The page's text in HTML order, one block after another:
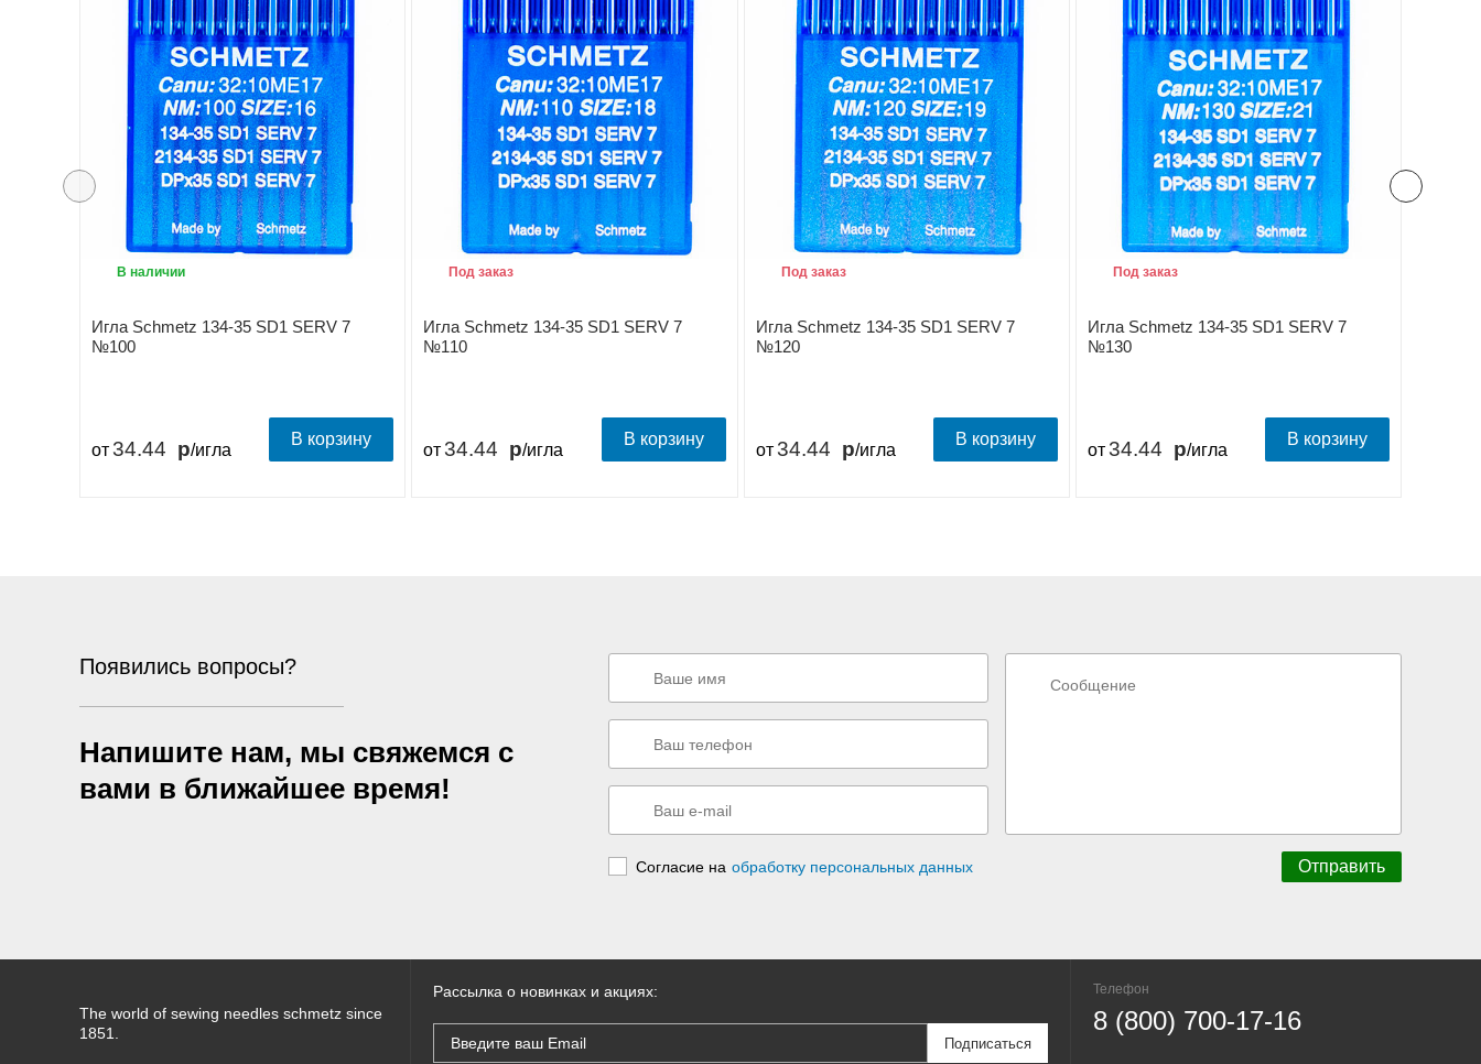
Игла Schmetz 134-35 SD1 SERV 7
№100
В наличии
от34.44 /игла
В корзину
Игла Schmetz 134-35 SD1 SERV 7
№110
Под заказ
от34.44 /игла
В корзину
Игла Schmetz 134-35 SD1 SERV 7
№120
Под заказ
от 34.44 /игла
В корзину
Игла Schmetz 134-35 SD1 SERV 7
№130
Под заказ
от34.44 /игла
В корзину
Появились вопросы?
Напишите нам, мы свяжемся с
вами в ближайшее время!
Согласие на обработку персональных данных
The world of sewing needles schmetz since
1851.
Рассылка о новинках и акциях: Телефон
8 (800) 700-17-16